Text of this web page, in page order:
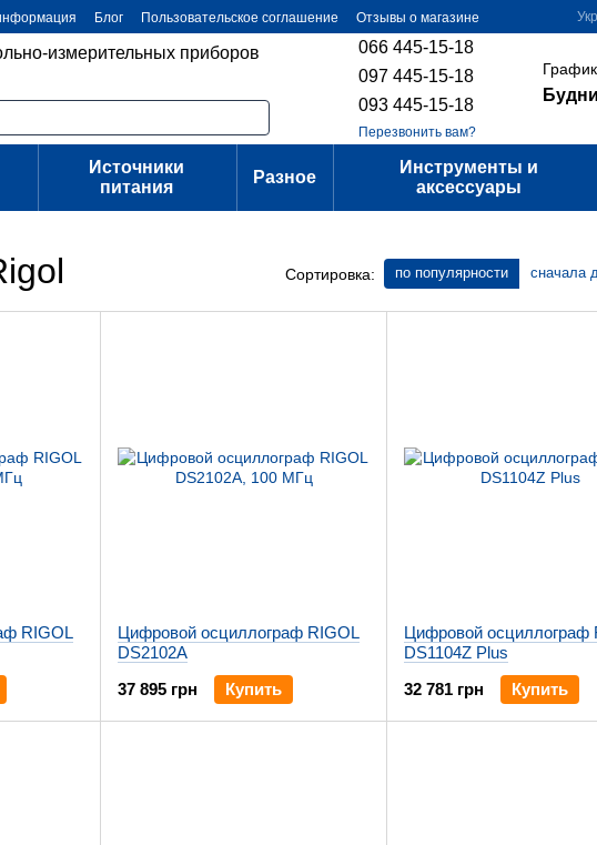
Блог Пользовательское соглашение Отзывы о магазине Укр
измерительных приборов
066 445-15-18
097 445-15-18
093 445-15-18
Перезвонить вам?
Источники
питания
Разное
Инструменты и
аксессуары
Сортировка: по популярности сначала
RIGOL
Цифровой осциллограф RIGOL
DS2102A
37 895 грн
Купить
Цифровой осциллограф
DS1104Z Plus
32 781 грн
Купить